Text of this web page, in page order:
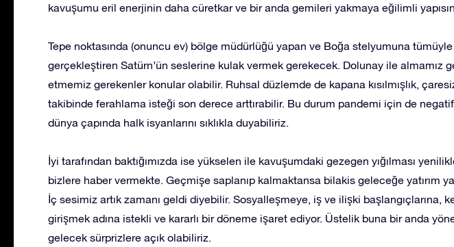
kavuşumu eril enerjinin daha cüretkar ve bir anda gemileri yakmaya eğilimli
Tepe noktasında (onuncu ev) bölge müdürlüğü yapan ve Boğa stelyumuna tümüyle
gerçekleştiren Satürn’ün seslerine kulak vermek gerekecek. Dolunay ile almamız
etmemiz gerekenler konular olabilir. Ruhsal düzlemde de kapana kısılmışlık,
takibinde ferahlama isteği son derece arttırabilir. Bu durum pandemi için de negatif
dünya çapında halk isyanlarını sıklıkla duyabiliriz.
İyi tarafından baktığımızda ise yükselen ile kavuşumdaki gezegen yığılması
bizlere haber vermekte. Geçmişe saplanıp kalmaktansa bilakis geleceğe yatırım
İç sesimiz artık zamanı geldi diyebilir. Sosyalleşmeye, iş ve ilişki başlangıçlarına,
girişmek adına istekli ve kararlı bir döneme işaret ediyor. Üstelik buna bir anda
gelecek sürprizlere açık olabiliriz.